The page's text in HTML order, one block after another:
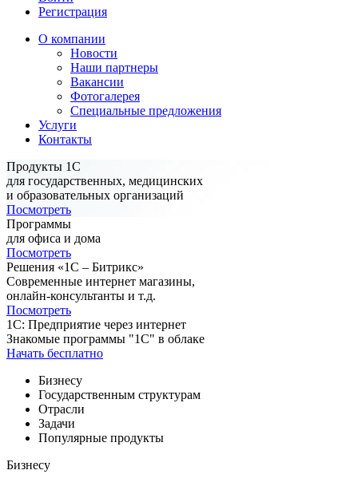
Регистрация
О компании
Новости
Наши партнеры
Вакансии
Фотогалерея
Специальные предложения
Услуги
Контакты
Продукты 1С
для государственных, медицинских
и образовательных организаций
Посмотреть
Программы
для офиса и дома
Посмотреть
Решения «1С – Битрикс»
Современные интернет магазины,
онлайн-консультанты и т.д.
Посмотреть
1C: Предприятие через интернет
Знакомые программы "1С" в облаке
Начать бесплатно
Бизнесу
Государственным структурам
Отрасли
Задачи
Популярные продукты
Бизнесу